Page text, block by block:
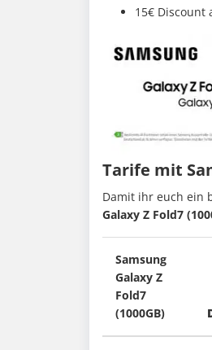
15€ Discount
Tarife mit
Damit ihr euch ein
Galaxy Z Fold7
Samsung
Galaxy Z
Fold7
(1000GB)